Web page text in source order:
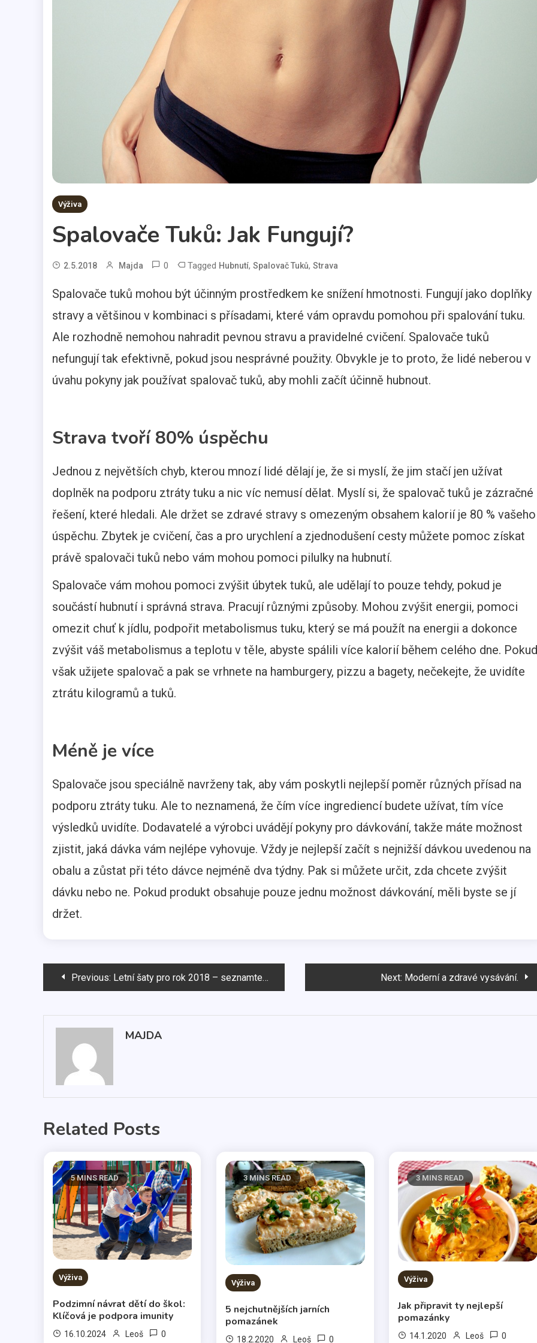
Výživa
Spalovače Tuků: Jak Fungují?
2.5.2018 Majda 0 Tagged Hubnutí, Spalovač Tuků, Strava
Spalovače tuků mohou být účinným prostředkem ke snížení hmotnosti. Fungují jako doplňky
stravy a většinou v kombinaci s přísadami, které vám opravdu pomohou při spalování tuku.
Ale rozhodně nemohou nahradit pevnou stravu a pravidelné cvičení. Spalovače tuků
nefungují tak efektivně, pokud jsou nesprávné použity. Obvykle je to proto, že lidé neberou v
úvahu pokyny jak používat spalovač tuků, aby mohli začít účinně hubnout.
Strava tvoří 80% úspěchu
Jednou z největších chyb, kterou mnozí lidé dělají je, že si myslí, že jim stačí jen užívat
doplněk na podporu ztráty tuku a nic víc nemusí dělat. Myslí si, že spalovač tuků je zázračné
řešení, které hledali. Ale držet se zdravé stravy s omezeným obsahem kalorií je 80 % vašeho
úspěchu. Zbytek je cvičení, čas a pro urychlení a zjednodušení cesty můžete pomoc získat
právě spalovači tuků nebo vám mohou pomoci pilulky na hubnutí.
Spalovače vám mohou pomoci zvýšit úbytek tuků, ale udělají to pouze tehdy, pokud je
součástí hubnutí i správná strava. Pracují různými způsoby. Mohou zvýšit energii, pomoci
omezit chuť k jídlu, podpořit metabolismus tuku, který se má použít na energii a dokonce
zvýšit váš metabolismus a teplotu v těle, abyste spálili více kalorií během celého dne. Pokud
však užijete spalovač a pak se vrhnete na hamburgery, pizzu a bagety, nečekejte, že uvidíte
ztrátu kilogramů a tuků.
Méně je více
Spalovače jsou speciálně navrženy tak, aby vám poskytli nejlepší poměr různých přísad na
podporu ztráty tuku. Ale to neznamená, že čím více ingrediencí budete užívat, tím více
výsledků uvidíte. Dodavatelé a výrobci uvádějí pokyny pro dávkování, takže máte možnost
zjistit, jaká dávka vám nejlépe vyhovuje. Vždy je nejlepší začít s nejnižší dávkou uvedenou na
obalu a zůstat při této dávce nejméně dva týdny. Pak si můžete určit, zda chcete zvýšit
dávku nebo ne. Pokud produkt obsahuje pouze jednu možnost dávkování, měli byste se jí
držet.
Navigace
příspěvek
Previous: Letní šaty pro rok 2018 – seznamte se s aktuálními trendy! Next: Moderní a zdravé vysávání.
MAJDA
Related Posts
5 MINS READ
Výživa
Podzimní návrat dětí do škol:
Klíčová je podpora imunity
16.10.2024 Leoš 0
3 MINS READ
Výživa
5 nejchutnějších jarních
pomazánek
18.2.2020 Leoš 0
3 MINS READ
Výživa
Jak připravit ty nejlepší
pomazánky
14.1.2020 Leoš 0